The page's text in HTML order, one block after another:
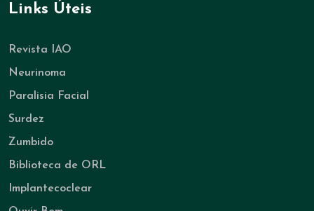
Links Úteis
Revista IAO
Neurinoma
Paralisia Facial
Surdez
Zumbido
Biblioteca de ORL
Implantecoclear